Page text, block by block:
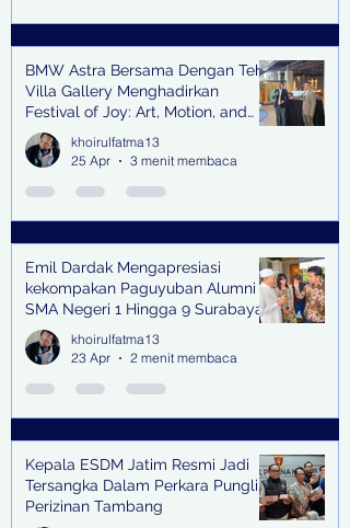
BMW Astra Bersama Dengan Teh
Villa Gallery Menghadirkan
Festival of Joy: Art, Motion, and
Scent
khoirulfatma13
25 Apr
3 menit membaca
Emil Dardak Mengapresiasi
kekompakan Paguyuban Alumni
SMA Negeri 1 Hingga 9 Surabaya
(Pasmanbaya) dalam Kegiatan
Halal Bihalal
khoirulfatma13
23 Apr
2 menit membaca
Kepala ESDM Jatim Resmi Jadi
Tersangka Dalam Perkara Pungli
Perizinan Tambang